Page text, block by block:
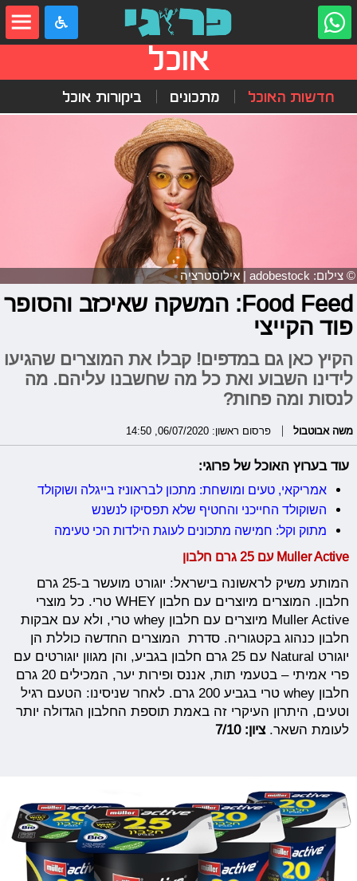
אוכל
חדשות האוכל מתכונים ביקורות אוכל
© צילום: adobestock | אילוסטרציה
Food Feed: המשקה שאיכזב והסופר
פוד הקייצי
הקיץ כאן גם במדפים! קבלו את המוצרים שהגיעו
לידינו השבוע ואת כל מה שחשבנו עליהם. מה
לנסות ומה פחות?
משה אבוטבול פרסום ראשון: 06/07/2020, 14:50
עוד בערוץ האוכל של פרוגי:
אמריקאי, טעים ומושחת: מתכון לבראוניז בייגלה ושוקולד
השוקולד החייכני והחטיף שלא תפסיקו לנשנש
מתוק וקל: חמישה מתכונים לעוגת הילדות הכי טעימה
Muller Active עם 25 גרם חלבון
המותע משיק לראשונה בישראל: יוגורט מועשר ב-25 גרם
חלבון. המוצרים מיוצרים עם חלבון WHEY טרי. כל מוצרי
Muller Active מיוצרים עם חלבון whey טרי, ולא עם אבקות
חלבון כנהוג בקטגוריה. סדרת המוצרים החדשה כוללת הן
יוגורט Natural עם 25 גרם חלבון בגביע, והן מגוון יוגורטים עם
פרי אמיתי – בטעמי תות, אננס ופירות יער, המכילים 20 גרם
חלבון whey טרי בגביע 200 גרם. לאחר שניסינו: הטעם רגיל
וטעים, היתרון העיקרי זה באמת תוספת החלבון הגדולה יותר
לעומת השאר.ציון: 7/10